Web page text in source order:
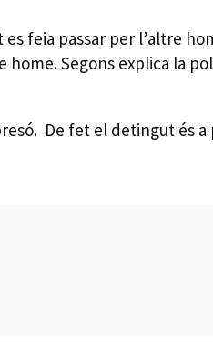
feia passar per l’altre
Segons explica la
De fet el detingut és